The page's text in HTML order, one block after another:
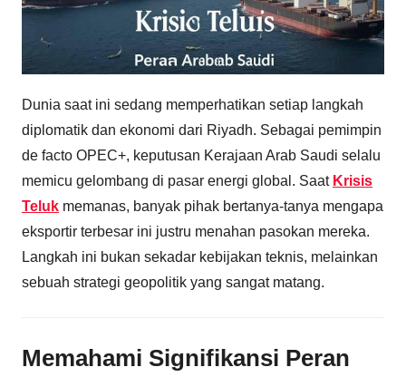
Dunia saat ini sedang memperhatikan setiap langkah
diplomatik dan ekonomi dari Riyadh. Sebagai pemimpin
de facto OPEC+, keputusan Kerajaan Arab Saudi selalu
memicu gelombang di pasar energi global. Saat Krisis
Teluk memanas, banyak pihak bertanya-tanya mengapa
eksportir terbesar ini justru menahan pasokan mereka.
Langkah ini bukan sekadar kebijakan teknis, melainkan
sebuah strategi geopolitik yang sangat matang.
Memahami Signifikansi Peran